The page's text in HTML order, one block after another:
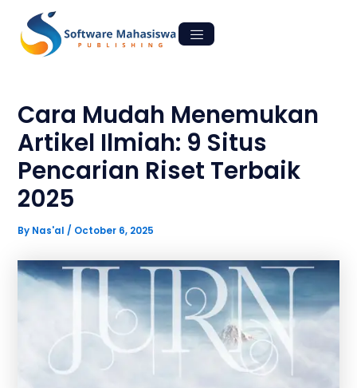
content
Cara Mudah Menemukan
Artikel Ilmiah: 9 Situs
Pencarian Riset Terbaik
2025
By Nas'al / October 6, 2025
navigation